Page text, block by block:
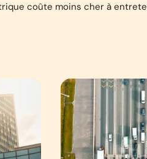
coûte moins cher à